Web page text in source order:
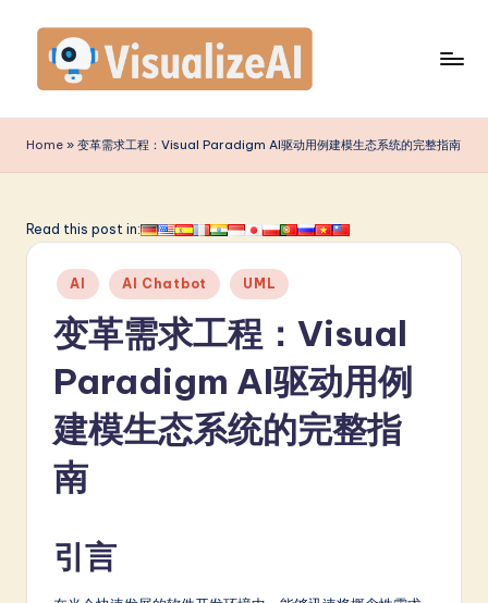
content
is
u
li
m
Home » 变革需求工程：Visual Paradigm AI驱动用例建模生态系统的完整指南
Read this post in:
Posted
in
AI AI Chatbot UML
变革需求工程：Visual
Paradigm AI驱动用例
建模生态系统的完整指
南
引言